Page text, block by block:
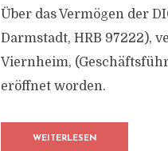
Über das Vermögen der
Darmstadt, HRB 97222),
Viernheim,
eröffnet worden.
WEITERLESEN